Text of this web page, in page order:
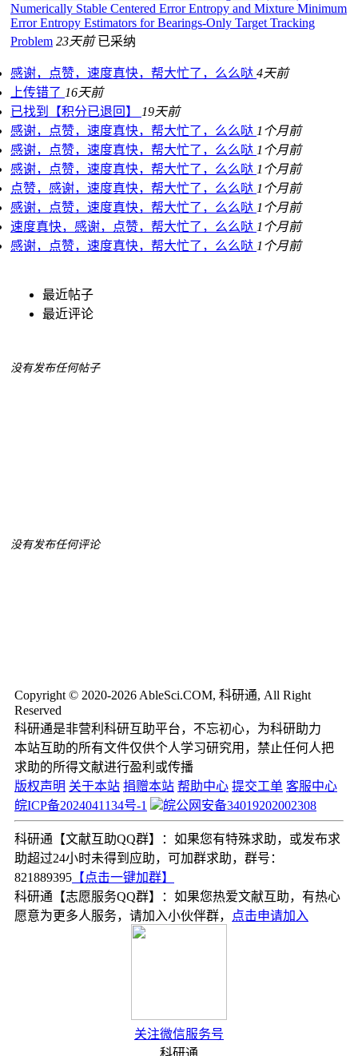
Numerically Stable Centered Error Entropy and Mixture Minimum
Error Entropy Estimators for Bearings-Only Target Tracking
Problem 23天前 已采纳
感谢，点赞，速度真快，帮大忙了，么么哒 4天前
上传错了 16天前
已找到【积分已退回】
19天前
感谢，点赞，速度真快，帮大忙了，么么哒 1个月前
感谢，点赞，速度真快，帮大忙了，么么哒 1个月前
感谢，点赞，速度真快，帮大忙了，么么哒 1个月前
点赞，感谢，速度真快，帮大忙了，么么哒 1个月前
感谢，点赞，速度真快，帮大忙了，么么哒 1个月前
速度真快，感谢，点赞，帮大忙了，么么哒 1个月前
感谢，点赞，速度真快，帮大忙了，么么哒 1个月前
最近帖子
最近评论
没有发布任何帖子
没有发布任何评论
Copyright © 2020-2026 AbleSci.COM, 科研通, All Right
Reserved
科研通是非营利科研互助平台，不忘初心，为科研助力
本站互助的所有文件仅供个人学习研究用，禁止任何人把
求助的所得文献进行盈利或传播
版权声明 关于本站 捐赠本站 帮助中心 提交工单 客服中心
皖ICP备2024041134号-1
皖公网安备34019202002308
科研通【文献互助QQ群】：如果您有特殊求助，或发布求
助超过24小时未得到应助，可加群求助，群号：
821889395 【点击一键加群】
科研通【志愿服务QQ群】：如果您热爱文献互助，有热心
愿意为更多人服务，请加入小伙伴群，
点击申请加入
关注微信服务号
科研通